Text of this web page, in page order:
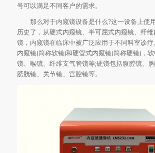
号可以满足不同客户的需求。
那么对于内窥镜设备是什么?这一设备上使
历史了，从硬式内窥镜、半可屈式内窥镜、纤
镜，内窥镜在临床中被广泛应用于不同科室诊
内窥镜(简称软镜)和硬管式内窥镜(简称硬镜)，
镜、喉镜、纤维支气管镜等;硬镜包括腹腔镜、胸
膀胱镜、关节镜、宫腔镜等。